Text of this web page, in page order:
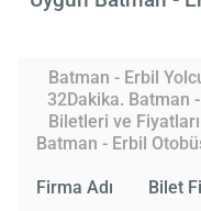
Batman - Erbil
32Dakika. Batman
Biletleri ve
Batman - Erbil
Firma Adı Bilet